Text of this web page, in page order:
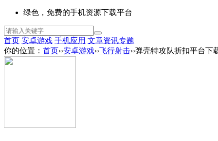
绿色，免费的手机资源下载平台
首页 安卓游戏 手机应用 文章资讯专题
你的位置： 首页››安卓游戏››飞行射击››弹壳特攻队折扣平台下